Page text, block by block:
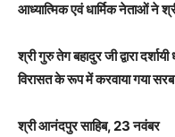
आध्यात्मिक एवं धार्मिक नेताओं ने
श्री गुरु तेग बहादुर जी द्वारा
विरासत के रूप में करवाया गया
श्री आनंदपुर साहिब, 23 नवंबर